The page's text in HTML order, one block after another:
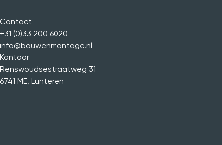
Contact
+31 (0)33 200 6020
info@bouwenmontage.nl
Kantoor
Renswoudsestraatweg 31
6741 ME, Lunteren